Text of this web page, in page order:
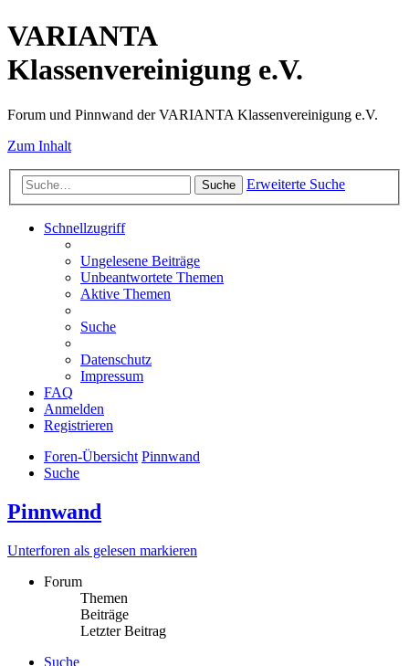
VARIANTA
Klassenvereinigung e.V.
Forum und Pinnwand der VARIANTA Klassenvereinigung e.V.
Zum Inhalt
Suche Erweiterte Suche
Schnellzugriff
Ungelesene Beiträge
Unbeantwortete Themen
Aktive Themen
Suche
Datenschutz
Impressum
FAQ
Anmelden
Registrieren
Foren-Übersicht Pinnwand
Suche
Pinnwand
Unterforen als gelesen markieren
Forum
Themen
Beiträge
Letzter Beitrag
Suche